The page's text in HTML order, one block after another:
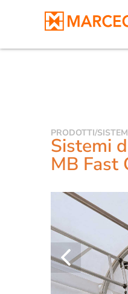
PRODOTTI/
Sistemi
MB Fast